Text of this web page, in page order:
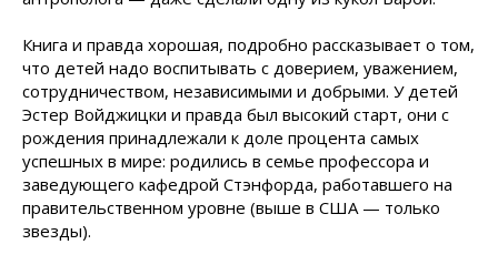
Книга и правда хорошая, подробно рассказывает о том,
что детей надо воспитывать с доверием, уважением,
сотрудничеством, независимыми и добрыми. У детей
Эстер Войджицки и правда был высокий старт, они с
рождения принадлежали к доле процента самых
успешных в мире: родились в семье профессора и
заведующего кафедрой Стэнфорда, работавшего на
правительственном уровне (выше в США — только
звезды).